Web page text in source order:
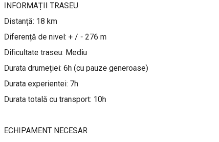
INFORMAȚII TRASEU
Distanță: 18 km
Diferență de nivel: + / - 276 m
Dificultate traseu: Mediu
Durata drumeției: 6h (cu pauze generoase)
Durata experientei: 7h
Durata totală cu transport: 10h
ECHIPAMENT NECESAR